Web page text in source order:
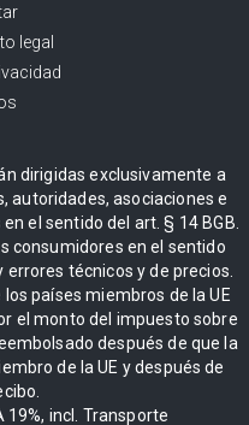
legal
dirigidas exclusivamente a
autoridades, asociaciones e
el sentido del art. § 14 BGB.
consumidores en el sentido
técnicos y de precios.
países miembros de la UE
el monto del impuesto sobre
después de que la
de la UE y después de
19%, incl. Transporte